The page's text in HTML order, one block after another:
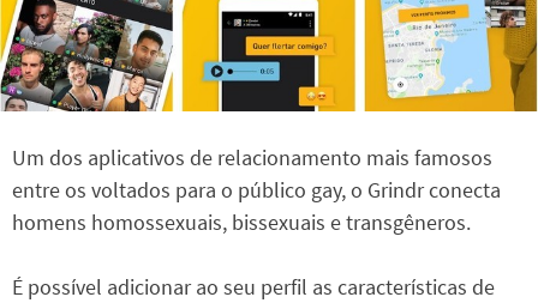
Um dos aplicativos de relacionamento mais famosos
entre os voltados para o público gay, o Grindr conecta
homens homossexuais, bissexuais e transgêneros.
É possível adicionar ao seu perfil as características de